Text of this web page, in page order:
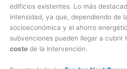
edificios existentes. Lo más
intensidad, ya que, dependiendo de
socioeconómica y el ahorro
subvenciones pueden llegar a cubrir
coste de la intervención.